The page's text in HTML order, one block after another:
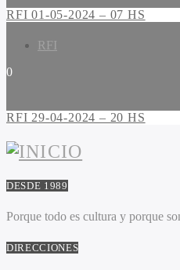
RFI 01-05-2024 – 07 HS
RFI
0
RFI 29-04-2024 – 20 HS
DESDE 1989
Porque todo es cultura y porque
DIRECCIONES